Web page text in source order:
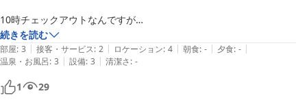
10時チェックアウトなんですが
朝の清掃が始まると
清掃の方の話し声が気になったのと部屋にいたのですが、チェックアウ
トしたと思ったのかドアをパスワードで開けられたのが
こわかったのでドアロックバーもすることをおすすめします。
続きを読む
部屋: 3 | 接客・サービス: 2 | ロケーション: 4 | 朝食: - | 夕食: - |
温泉・お風呂: 3 | 設備: 3 | 清潔さ: -
1 29